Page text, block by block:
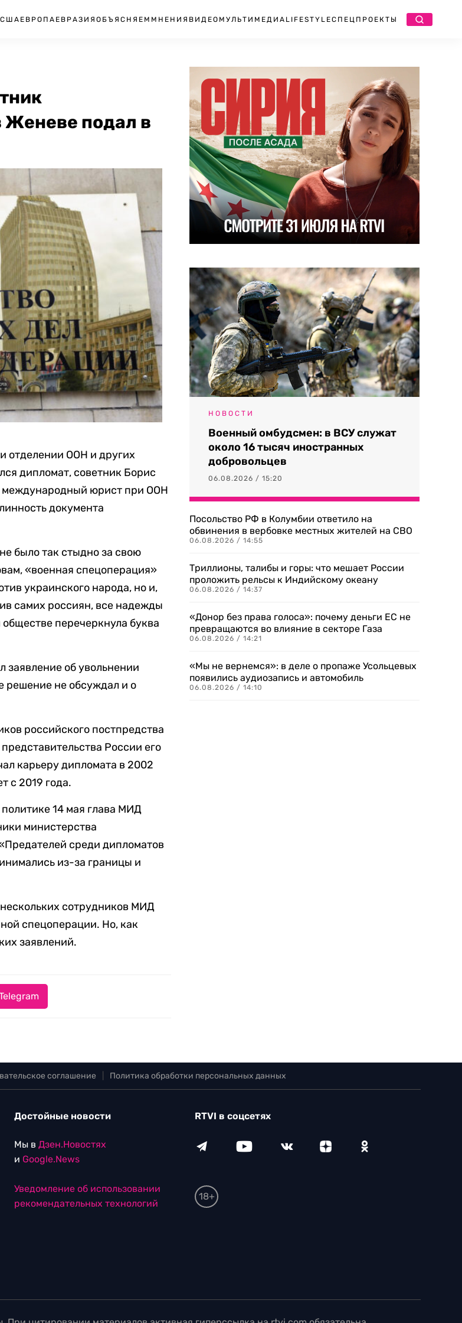
США ЕВРОПА ЕВРАЗИЯ ОБЪЯСНЯЕМ МНЕНИЯ ВИДЕО МУЛЬТИМЕДИА LIFESTYLEСПЕЦПРОЕКТЫ
Женеве подал в
отделении ООН и других
дипломат, советник Борис
международный юрист при ООН
документа
было так стыдно за свою
«военная спецоперация»
украинского народа, но и,
самих россиян, все надежды
перечеркнула буква
заявление об увольнении
решение не обсуждал и о
российского постпредства
России его
карьеру дипломата в 2002
с 2019 года.
14 мая глава МИД
министерства
среди дипломатов
из-за границы и
сотрудников МИД
спецоперации. Но, как
заявлений.
НОВОСТИ
Военный омбудсмен: в ВСУ служат
около 16 тысяч иностранных
добровольцев
06.08.2026 / 15:20
Посольство РФ в Колумбии ответило на
обвинения в вербовке местных жителей на СВО
06.08.2026 / 14:55
Триллионы, талибы и горы: что мешает России
проложить рельсы к Индийскому океану
06.08.2026 / 14:37
«Донор без права голоса»: почему деньги ЕС не
превращаются во влияние в секторе Газа
06.08.2026 / 14:21
«Мы не вернемся»: в деле о пропаже Усольцевых
появились аудиозапись и автомобиль
06.08.2026 / 14:10
соглашение Политика обработки персональных данных
Достойные новости
Мы в Дзен.Новостях
и Google.News
Уведомление об использовании
рекомендательных технологий
RTVI в соцсетях
18+